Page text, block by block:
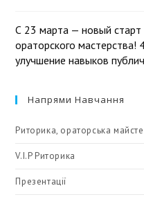
С 23 марта — новый
ораторского мастерства!
улучшение навыков
Напрями Навчання
Риторика, ораторська
V.I.P Риторика
Презентації